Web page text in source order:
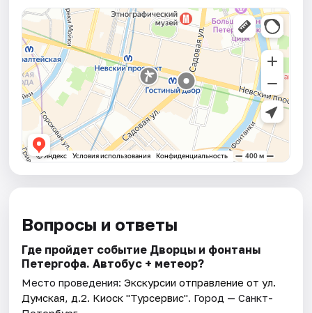
Вопросы и ответы
Где пройдет событие Дворцы и фонтаны
Петергофа. Автобус + метеор?
Место проведения:Экскурсии отправление от ул.
Думская, д.2. Киоск "Турсервис". Город — Санкт-